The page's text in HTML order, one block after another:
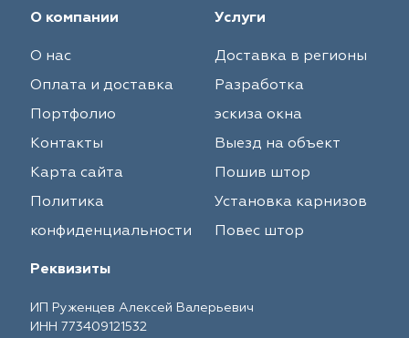
О компании
О нас
Оплата и доставка
Портфолио
Контакты
Карта сайта
Политика
конфиденциальности
Услуги
Доставка в регионы
Разработка
эскиза окна
Выезд на объект
Пошив штор
Установка карнизов
Повес штор
Реквизиты
ИП Руженцев Алексей Валерьевич
ИНН 773409121532